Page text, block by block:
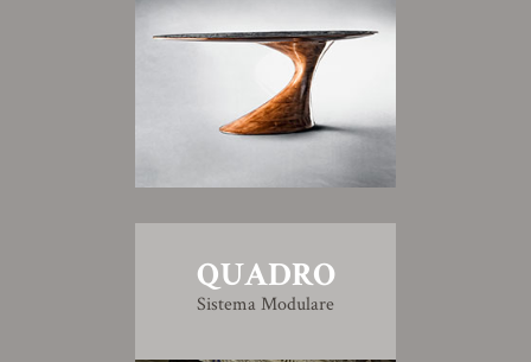
QUADRO
Sistema Modulare